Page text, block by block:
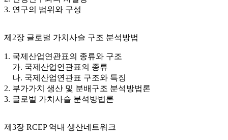
3. 연구의 범위와 구성
제2장 글로벌 가치사슬 구조 분석방법
1. 국제산업연관표의 종류와 구조
가. 국제산업연관표의 종류
나. 국제산업연관표 구조와 특징
2. 부가가치 생산 및 분배구조 분석방법론
3. 글로벌 가치사슬 분석방법론
제3장 RCEP 역내 생산네트워크